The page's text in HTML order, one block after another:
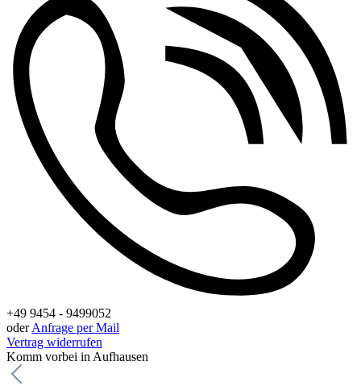
+49 9454 - 9499052
oderAnfrage per Mail
Vertrag widerrufen
Komm vorbei in Aufhausen